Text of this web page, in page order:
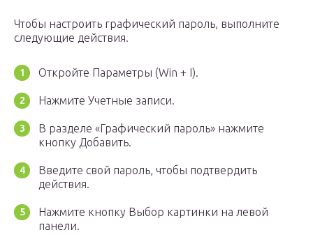
Чтобы настроить графический пароль, выполните
следующие действия.
Откройте Параметры (Win + I).
Нажмите Учетные записи.
В разделе «Графический пароль» нажмите
кнопку Добавить.
Введите свой пароль, чтобы подтвердить
действия.
Нажмите кнопку Выбор картинки на левой
панели.